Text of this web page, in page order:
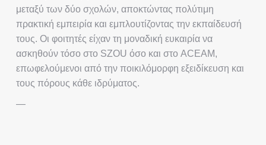
μεταξύ των δύο σχολών, αποκτώντας πολύτιμη
πρακτική εμπειρία και εμπλουτίζοντας την εκπαίδευσή
τους. Οι φοιτητές είχαν τη μοναδική ευκαιρία να
ασκηθούν τόσο στο SZOU όσο και στο ACEAM,
επωφελούμενοι από την ποικιλόμορφη εξειδίκευση και
τους πόρους κάθε ιδρύματος.
—